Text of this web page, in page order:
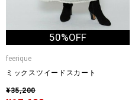
50%OFF
feerique
ミックスツイードスカート
¥35,200